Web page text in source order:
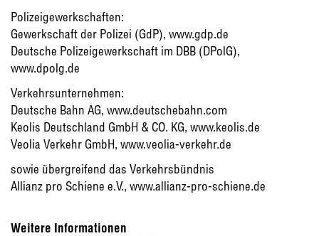
Polizeigewerkschaften:
Gewerkschaft der Polizei (GdP), www.gdp.de
Deutsche Polizeigewerkschaft im DBB (DPolG),
www.dpolg.de
Verkehrsunternehmen:
Deutsche Bahn AG, www.deutschebahn.com
Keolis Deutschland GmbH & CO. KG, www.keolis.de
Veolia Verkehr GmbH, www.veolia-verkehr.de
sowie übergreifend das Verkehrsbündnis
Allianz pro Schiene e.V., www.allianz-pro-schiene.de
Weitere Informationen